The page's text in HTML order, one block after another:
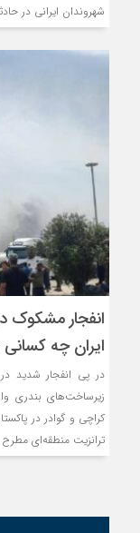
شهروندان ایرانی در
انفجار مشکوک
ایران چه
در پی انفجار شدید
زیرساخت‌های بندری
کراچی و گوادر در
ترانزیت منطقه‌ای